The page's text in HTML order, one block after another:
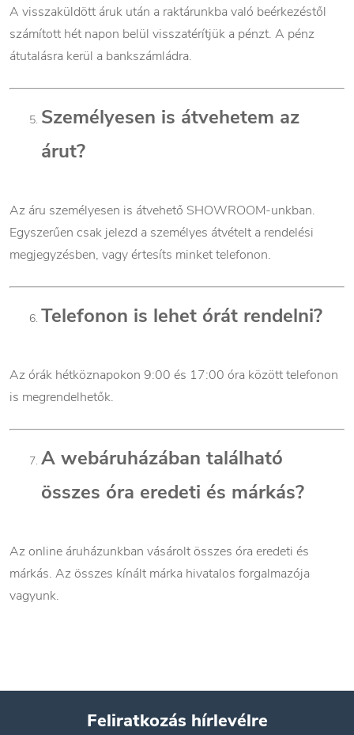
A visszaküldött áruk után a raktárunkba való beérkezéstől
számított hét napon belül visszatérítjük a pénzt. A pénz
átutalásra kerül a bankszámládra.
Személyesen is átvehetem az
árut?
Az áru személyesen is átvehető SHOWROOM-unkban.
Egyszerűen csak jelezd a személyes átvételt a rendelési
megjegyzésben, vagy értesíts minket telefonon.
Telefonon is lehet órát rendelni?
Az órák hétköznapokon 9:00 és 17:00 óra között telefonon
is megrendelhetők.
A webáruházában található
összes óra eredeti és márkás?
Az online áruházunkban vásárolt összes óra eredeti és
márkás. Az összes kínált márka hivatalos forgalmazója
vagyunk.
Feliratkozás hírlevélre